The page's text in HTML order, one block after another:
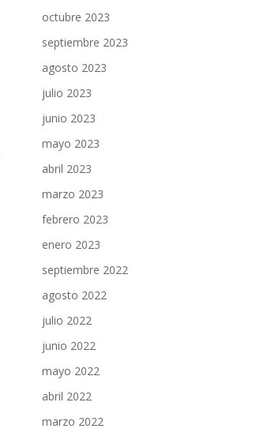
octubre 2023
septiembre 2023
agosto 2023
julio 2023
junio 2023
mayo 2023
abril 2023
marzo 2023
febrero 2023
enero 2023
septiembre 2022
agosto 2022
julio 2022
junio 2022
mayo 2022
abril 2022
marzo 2022